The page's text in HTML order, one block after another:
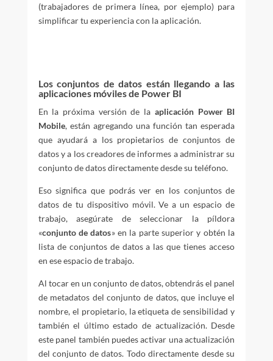
(trabajadores de primera línea, por ejemplo) para
simplificar tu experiencia con la aplicación.
Los conjuntos de datos están llegando a las
aplicaciones móviles de Power BI
En la próxima versión de la aplicación Power BI
Mobile, están agregando una función tan esperada
que ayudará a los propietarios de conjuntos de
datos y a los creadores de informes a administrar su
conjunto de datos directamente desde su teléfono.
Eso significa que podrás ver en los conjuntos de
datos de tu dispositivo móvil. Ve a un espacio de
trabajo, asegúrate de seleccionar la píldora
«conjunto de datos» en la parte superior y obtén la
lista de conjuntos de datos a las que tienes acceso
en ese espacio de trabajo.
Al tocar en un conjunto de datos, obtendrás el panel
de metadatos del conjunto de datos, que incluye el
nombre, el propietario, la etiqueta de sensibilidad y
también el último estado de actualización. Desde
este panel también puedes activar una actualización
del conjunto de datos. Todo directamente desde su